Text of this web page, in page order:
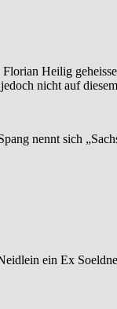
Heilig
nicht auf
nennt sich
ein Ex